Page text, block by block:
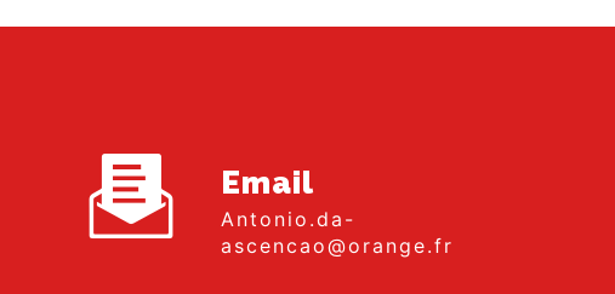
Email
antonio.da-
ascencao@orange.fr